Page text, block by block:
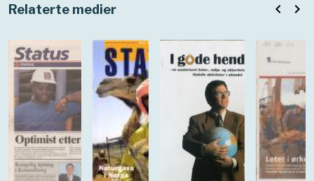
Relaterte medier navigate_before navigate_next